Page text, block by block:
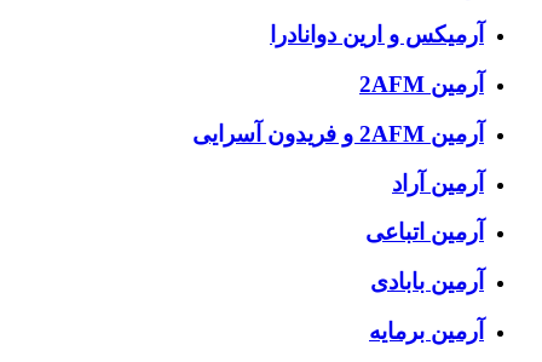
آرمیکس و ارین دوانادرا
آرمین 2AFM
آرمین 2AFM و فریدون آسرایی
آرمین آراد
آرمین اتباعی
آرمین بابادی
آرمین برمایه